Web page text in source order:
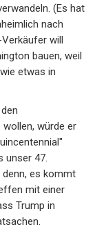
(Es hat
nach
will
bauen, weil
etwas in
würde er
unser 47.
denn, es kommt
mit einer
Trump in